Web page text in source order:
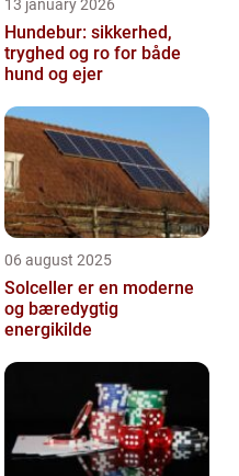
13 january 2026
Hundebur: sikkerhed,
tryghed og ro for både
hund og ejer
06 august 2025
Solceller er en moderne
og bæredygtig
energikilde